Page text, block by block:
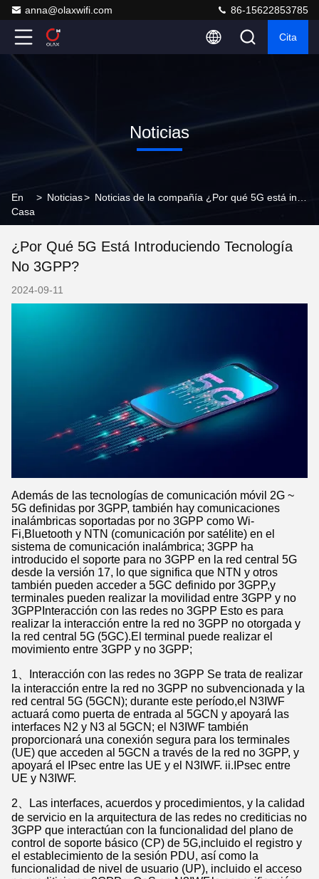
anna@olaxwifi.com 86-15622853785
Cita
Noticias
En
Casa
> Noticias>
¿Por Qué 5G Está Introduciendo Tecnología
No 3GPP?
2024-09-11
Además de las tecnologías de comunicación móvil 2G ~
5G definidas por 3GPP, también hay comunicaciones
inalámbricas soportadas por no 3GPP como Wi-
Fi,Bluetooth y NTN (comunicación por satélite) en el
sistema de comunicación inalámbrica; 3GPP ha
introducido el soporte para no 3GPP en la red central 5G
desde la versión 17, lo que significa que NTN y otros
también pueden acceder a 5GC definido por 3GPP,y
terminales pueden realizar la movilidad entre 3GPP y no
3GPPInteracción con las redes no 3GPP Esto es para
realizar la interacción entre la red no 3GPP no otorgada y
la red central 5G (5GC).El terminal puede realizar el
movimiento entre 3GPP y no 3GPP;
1、Interacción con las redes no 3GPP Se trata de realizar
la interacción entre la red no 3GPP no subvencionada y la
red central 5G (5GCN); durante este período,el N3IWF
actuará como puerta de entrada al 5GCN y apoyará las
interfaces N2 y N3 al 5GCN; el N3IWF también
proporcionará una conexión segura para los terminales
(UE) que acceden al 5GCN a través de la red no 3GPP, y
apoyará el IPsec entre las UE y el N3IWF. ii.IPsec entre
UE y N3IWF.
2、Las interfaces, acuerdos y procedimientos, y la calidad
de servicio en la arquitectura de las redes no crediticias no
3GPP que interactúan con la funcionalidad del plano de
control de soporte básico (CP) de 5G,incluido el registro y
el establecimiento de la sesión PDU, así como la
funcionalidad de nivel de usuario (UP), incluido el acceso